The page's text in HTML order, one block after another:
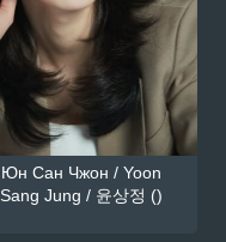
Юн Сан Чжон / Yoon
Sang Jung / 윤상정 ()